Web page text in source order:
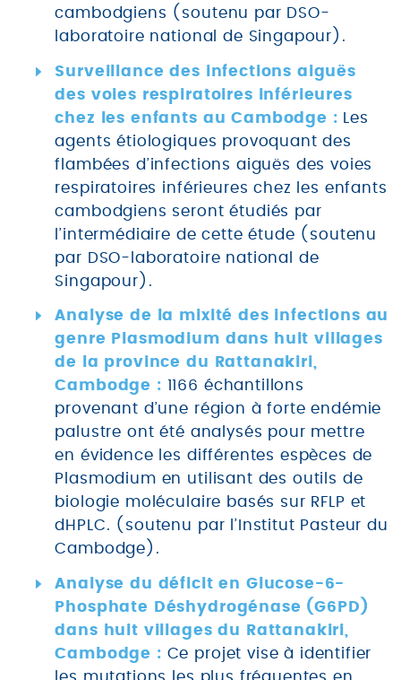
cambodgiens (soutenu par DSO-
laboratoire national de Singapour).
Surveillance des infections aiguës
des voies respiratoires inférieures
chez les enfants au Cambodge : Les
agents étiologiques provoquant des
flambées d’infections aiguës des voies
respiratoires inférieures chez les enfants
cambodgiens seront étudiés par
l’intermédiaire de cette étude (soutenu
par DSO-laboratoire national de
Singapour).
Analyse de la mixité des infections au
genre Plasmodium dans huit villages
de la province du Rattanakiri,
Cambodge : 1166 échantillons
provenant d’une région à forte endémie
palustre ont été analysés pour mettre
en évidence les différentes espèces de
Plasmodium en utilisant des outils de
biologie moléculaire basés sur RFLP et
dHPLC. (soutenu par l’Institut Pasteur du
Cambodge).
Analyse du déficit en Glucose-6-
Phosphate Déshydrogénase (G6PD)
dans huit villages du Rattanakiri,
Cambodge : Ce projet vise à identifier
les mutations les plus fréquentes en
Inscrivez-vous à la newsletter pour
suivre les actualités du réseau GABRIEL
!
En s'inscrivant à la newsletter, vos données seront
traitées par la Fondation Mérieux pour vous envoyer des
informations sur nos activités et vous informer des
événements à venir. Pour plus d'informations, veuillez
Politique de confidentialité
CONTACT ET COORDINATION MENTIONS LÉGALES
POLITIQUE DE CONFIDENTIALITÉ